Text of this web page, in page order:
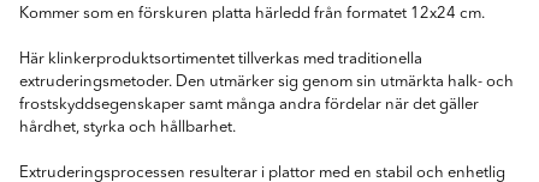
Kommer som en förskuren platta härledd från formatet 12x24 cm.
Här klinkerproduktsortimentet tillverkas med traditionella
extruderingsmetoder. Den utmärker sig genom sin utmärkta halk- och
frostskyddsegenskaper samt många andra fördelar när det gäller
hårdhet, styrka och hållbarhet.
Extruderingsprocessen resulterar i plattor med en stabil och enhetlig